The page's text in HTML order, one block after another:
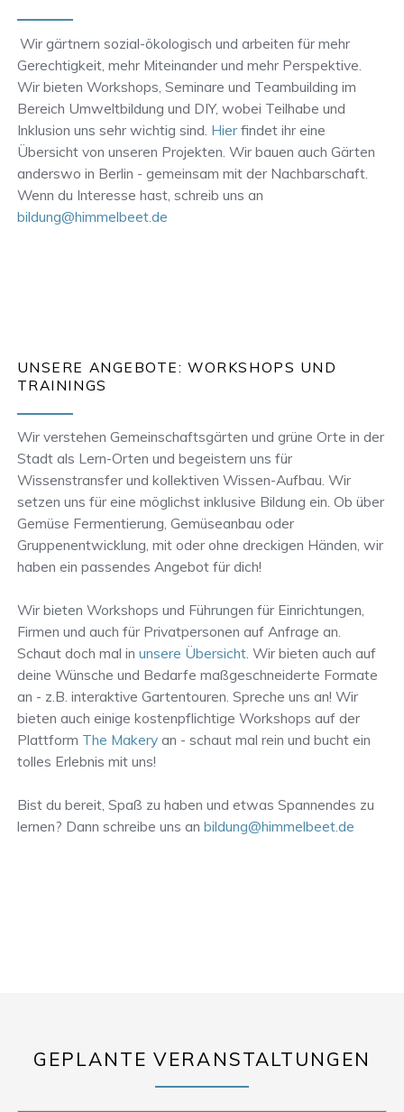
Wir gärtnern sozial-ökologisch und arbeiten für mehr
Gerechtigkeit, mehr Miteinander und mehr Perspektive.
Wir bieten Workshops, Seminare und Teambuilding im
Bereich Umweltbildung und DIY, wobei Teilhabe und
Inklusion uns sehr wichtig sind. Hierfindet ihr eine
Übersicht von unseren Projekten. Wir bauen auch Gärten
anderswo in Berlin - gemeinsam mit der Nachbarschaft.
Wenn du Interesse hast, schreib uns an
bildung@himmelbeet.de
UNSERE ANGEBOTE: WORKSHOPS UND
TRAININGS
Wir verstehen Gemeinschaftsgärten und grüne Orte in der
Stadt als Lern-Orten und begeistern uns für
Wissenstransfer und kollektiven Wissen-Aufbau. Wir
setzen uns für eine möglichst inklusive Bildung ein. Ob über
Gemüse Fermentierung, Gemüseanbau oder
Gruppenentwicklung, mit oder ohne dreckigen Händen, wir
haben ein passendes Angebot für dich!
Wir bieten Workshops und Führungen für Einrichtungen,
Firmen und auch für Privatpersonen auf Anfrage an.
Schaut doch mal in unsere Übersicht. Wir bieten auch auf
deine Wünsche und Bedarfe maßgeschneiderte Formate
an - z.B. interaktive Gartentouren. Spreche uns an! Wir
bieten auch einige kostenpflichtige Workshops auf der
Plattform The Makeryan - schaut mal rein und bucht ein
tolles Erlebnis mit uns!
Bist du bereit, Spaß zu haben und etwas Spannendes zu
lernen? Dann schreibe uns an bildung@himmelbeet.de
GEPLANTE VERANSTALTUNGEN